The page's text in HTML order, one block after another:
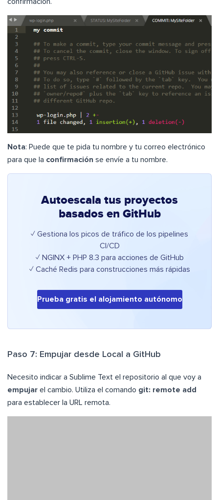
Nota: Puede que te pida tu nombre y tu correo electrónico
para que la confirmación se envíe a tu nombre.
Autoescala tus proyectos
basados en GitHub
✓ Gestiona los picos de tráfico de los pipelines
CI/CD
✓ NGINX + PHP 8.3 para acciones de GitHub
✓ Caché Redis para construcciones más rápidas
Prueba gratis el alojamiento autónomo
Paso 7: Empujar desde Local a GitHub
Necesito indicar a Sublime Text el repositorio al que voy a
empujar el cambio. Utiliza el comando git: remote add
para establecer la URL remota.